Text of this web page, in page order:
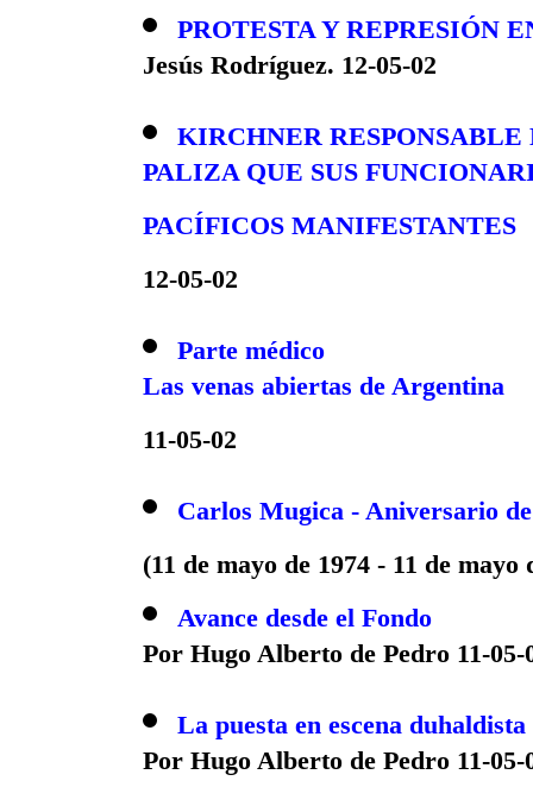
PROTESTA Y REPRESIÓN
Jesús Rodríguez. 12-05-02
KIRCHNER
PALIZA QUE SUS
PACÍFICOS MANIFESTANTES
12-05-02
Parte médico
Las venas abiertas de Argentina
11-05-02
Carlos Mugica - Aniversario
(11 de mayo de 1974 - 11 de mayo
Avance desde el Fondo
Por Hugo Alberto de Pedro 11-05-
La puesta en escena duhaldista
Por Hugo Alberto de Pedro 11-05-